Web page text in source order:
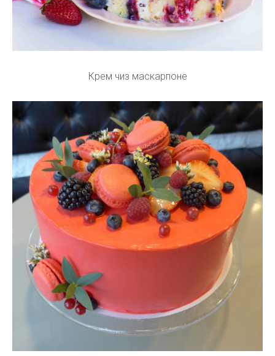
Крем чиз маскарпоне